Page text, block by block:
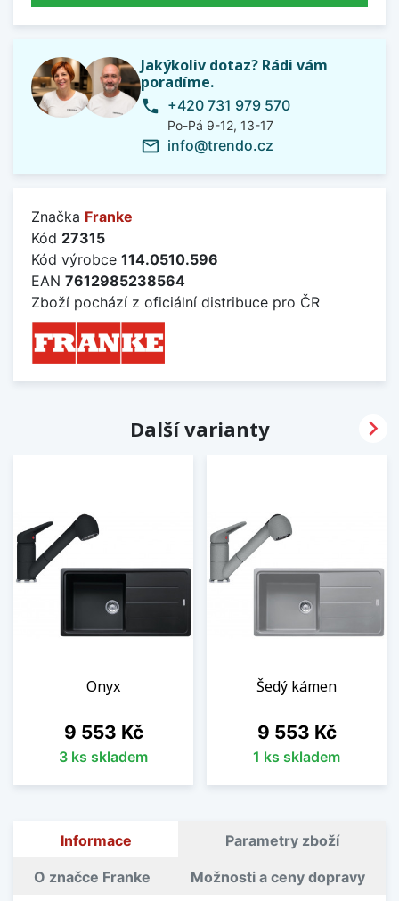
Jakýkoliv dotaz? Rádi vám
poradíme.
phone +420 731 979 570
Po-Pá 9-12, 13-17
mail_outline info@trendo.cz
Značka Franke
Kód 27315
Kód výrobce 114.0510.596
EAN 7612985238564
Zboží pochází z oficiální distribuce pro ČR
Další varianty
Onyx
Cena
9 553 Kč
3 ks skladem
Šedý kámen
Cena
9 553 Kč
1 ks skladem

Informace Parametry zboží
O značce Franke Možnosti a ceny dopravy